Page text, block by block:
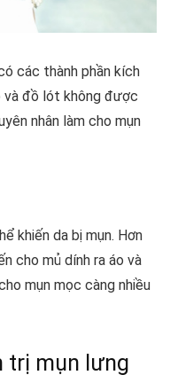
các thành phần kích
và đồ lót không được
nhân làm cho mụn
khiến da bị mụn. Hơn
cho mủ dính ra áo và
mụn mọc càng nhiều
trị mụn lưng